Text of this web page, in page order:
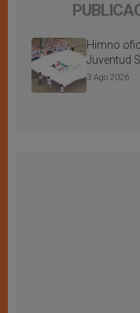
Himno
Juventud
3 Ago 2026